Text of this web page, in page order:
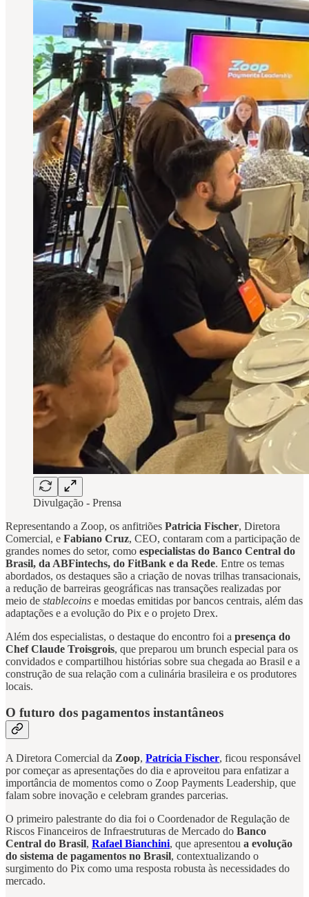
Divulgação - Prensa
Representando a Zoop, os anfitriões Patricia Fischer, Diretora
Comercial, e Fabiano Cruz, CEO, contaram com a participação de
grandes nomes do setor, como especialistas do Banco Central do
Brasil, da ABFintechs, do FitBank e da Rede. Entre os temas
abordados, os destaques são a criação de novas trilhas transacionais,
a redução de barreiras geográficas nas transações realizadas por
meio de stablecoins e moedas emitidas por bancos centrais, além das
adaptações e a evolução do Pix e o projeto Drex.
Além dos especialistas, o destaque do encontro foi a presença do
Chef Claude Troisgrois, que preparou um brunch especial para os
convidados e compartilhou histórias sobre sua chegada ao Brasil e a
construção de sua relação com a culinária brasileira e os produtores
locais.
O futuro dos pagamentos instantâneos
A Diretora Comercial da Zoop, Patrícia Fischer, ficou responsável
por começar as apresentações do dia e aproveitou para enfatizar a
importância de momentos como o Zoop Payments Leadership, que
falam sobre inovação e celebram grandes parcerias.
O primeiro palestrante do dia foi o Coordenador de Regulação de
Riscos Financeiros de Infraestruturas de Mercado do Banco
Central do Brasil, Rafael Bianchini, que apresentou a evolução
do sistema de pagamentos no Brasil, contextualizando o
surgimento do Pix como uma resposta robusta às necessidades do
mercado.